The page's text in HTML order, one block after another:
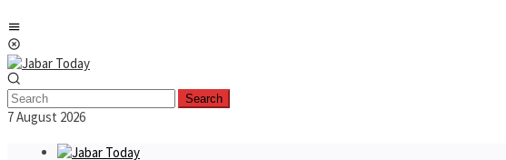
to
content
Search
7 August 2026